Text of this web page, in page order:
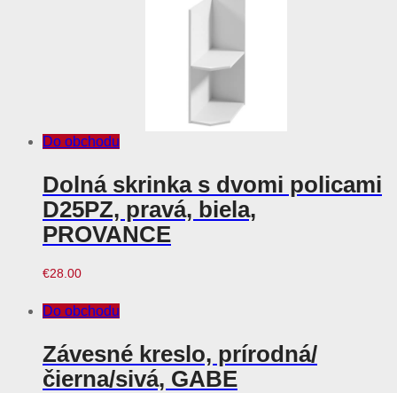
Do obchodu
Dolná skrinka s dvomi policami
D25PZ, pravá, biela,
PROVANCE
€28.00
Do obchodu
Závesné kreslo, prírodná/
čierna/sivá, GABE